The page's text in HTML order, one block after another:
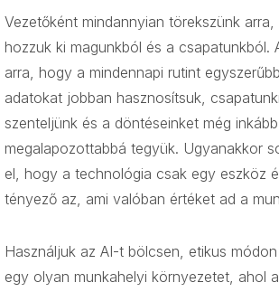
Vezetőként mindannyian törekszünk
hozzuk ki magunkból és a csapatunkból.
arra, hogy a mindennapi rutint
adatokat jobban hasznosítsuk,
szenteljünk és a döntéseinket még inkább
megalapozottabbá tegyük. Ugyanakkor
el, hogy a technológia csak egy eszköz
tényező az, ami valóban értéket ad a
Használjuk az AI-t bölcsen, etikus
egy olyan munkahelyi környezetet, ahol